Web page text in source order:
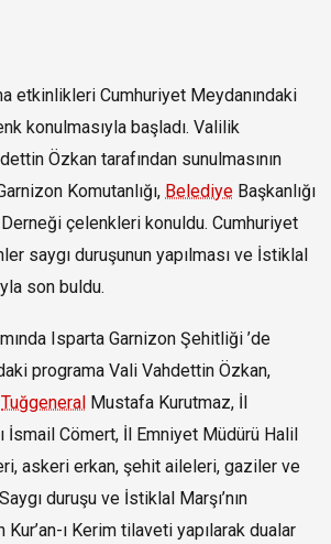
etkinlikleri Cumhuriyet Meydanındaki
konulmasıyla başladı. Valilik
Özkan tarafından sunulmasının
Komutanlığı, Belediye Başkanlığı
çelenkleri konuldu. Cumhuriyet
saygı duruşunun yapılması ve İstiklal
son buldu.
Isparta Garnizon Şehitliği ’de
programa Vali Vahdettin Özkan,
Tuğgeneral Mustafa Kurutmaz, İl
İsmail Cömert, İl Emniyet Müdürü Halil
askeri erkan, şehit aileleri, gaziler ve
duruşu ve İstiklal Marşı’nın
Kur’an-ı Kerim tilaveti yapılarak dualar